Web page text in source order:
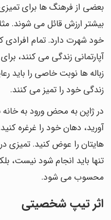
بعضی از فرهنگ ها برای
بیشتر ارزش قائل می شوند.
خود شهرت دارد. تمام
آپارتمانی زندگی می کنند،
زباله ها نوبت خاصی را باید
زندگی خود را تمیز می کنند.
در ژاپن به محض ورود به
آورید، دهان خود را غرغره
هایتان را عوض کنید. تمیزی
تنها باید انجام شود نیست،
محسوب می شود.
اثر تیپ شخصیتی